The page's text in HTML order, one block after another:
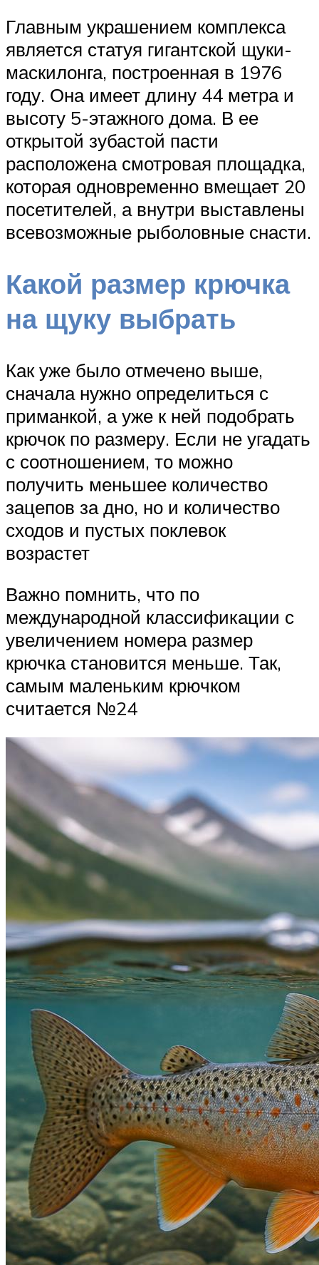
Главным украшением комплекса
является статуя гигантской щуки-
маскилонга, построенная в 1976
году. Она имеет длину 44 метра и
высоту 5-этажного дома. В ее
открытой зубастой пасти
расположена смотровая площадка,
которая одновременно вмещает 20
посетителей, а внутри выставлены
всевозможные рыболовные снасти.
Какой размер крючка
на щуку выбрать
Как уже было отмечено выше,
сначала нужно определиться с
приманкой, а уже к ней подобрать
крючок по размеру. Если не угадать
с соотношением, то можно
получить меньшее количество
зацепов за дно, но и количество
сходов и пустых поклевок
возрастет
Важно помнить, что по
международной классификации с
увеличением номера размер
крючка становится меньше. Так,
самым маленьким крючком
считается №24